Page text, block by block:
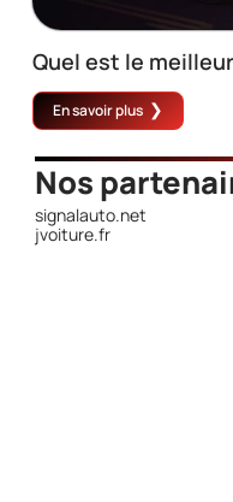
Quel est le
En savoir plus
Nos
signalauto.net
jvoiture.fr